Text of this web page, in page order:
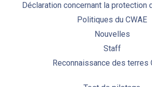
Déclaration concernant la protection
Politiques du CWAE
Nouvelles
Staff
Reconnaissance des terres